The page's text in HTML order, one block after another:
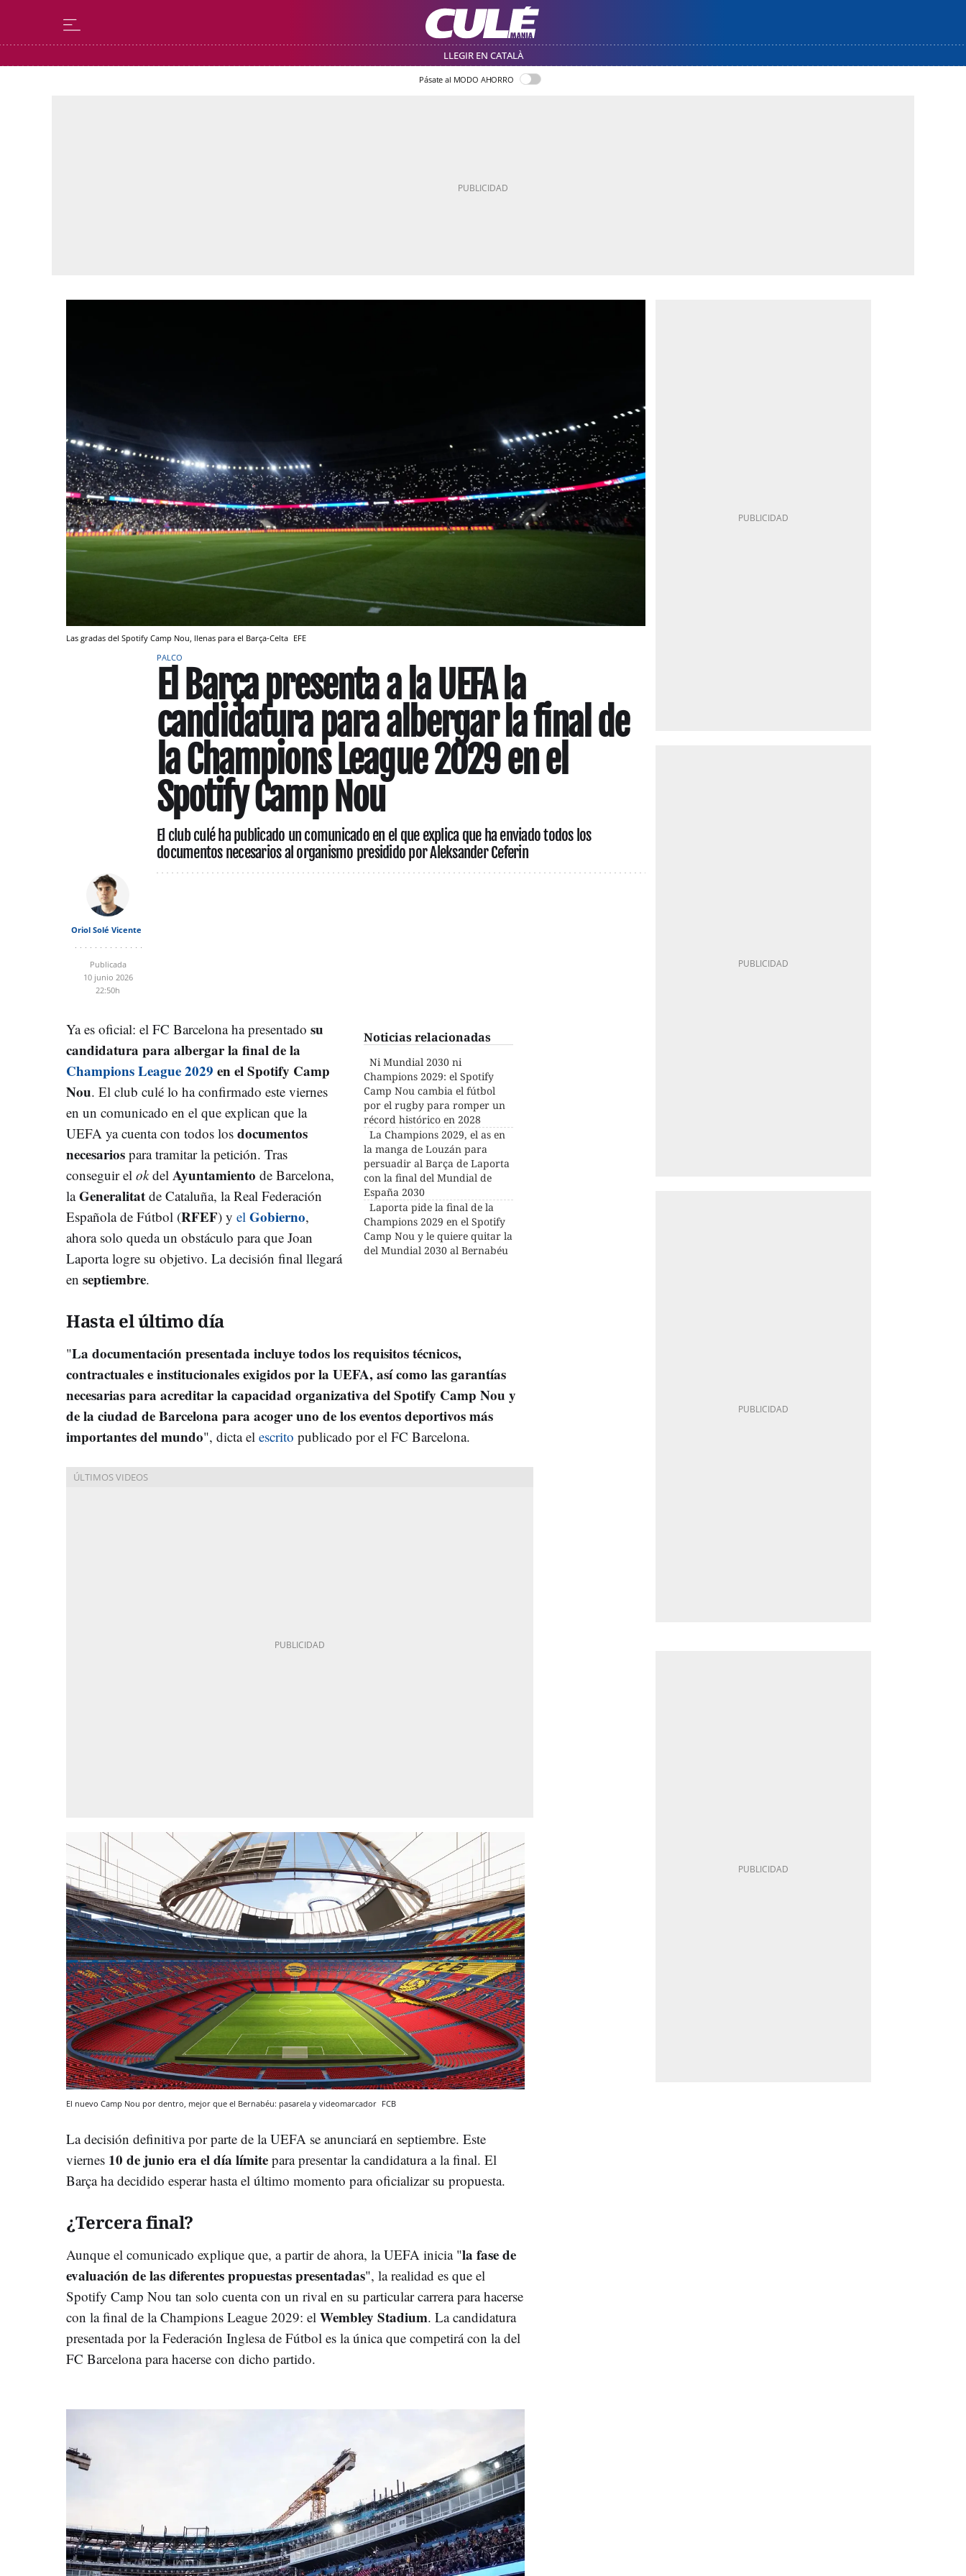
LLEGIR EN CATALÀ
Pásate al MODO AHORRO
Las gradas del Spotify Camp Nou, llenas para el Barça-Celta EFE
PALCO
El Barça presenta a la UEFA la
candidatura para albergar la final de
la Champions League 2029 en el
Spotify Camp Nou
El club culé ha publicado un comunicado en el que explica que ha enviado todos los
documentos necesarios al organismo presidido por Aleksander Ceferin
Oriol Solé Vicente
Publicada
10 junio 2026
22:50h
Noticias relacionadas
Ni Mundial 2030 ni
Champions 2029: el Spotify
Camp Nou cambia el fútbol
por el rugby para romper un
récord histórico en 2028
La Champions 2029, el as en
la manga de Louzán para
persuadir al Barça de Laporta
con la final del Mundial de
España 2030
Laporta pide la final de la
Champions 2029 en el Spotify
Camp Nou y le quiere quitar la
del Mundial 2030 al Bernabéu
Ya es oficial: el FC Barcelona ha presentado su
candidatura para albergar la final de la
Champions League 2029 en el Spotify Camp
Nou. El club culé lo ha confirmado este viernes
en un comunicado en el que explican que la
UEFA ya cuenta con todos los documentos
necesarios para tramitar la petición. Tras
conseguir el okdel Ayuntamiento de Barcelona,
laGeneralitat de Cataluña, la Real Federación
Española de Fútbol (RFEF) y el Gobierno,
ahora solo queda un obstáculo para que Joan
Laporta logre su objetivo. La decisión final llegará
en septiembre.
Hasta el último día
"La documentación presentada incluye todos los requisitos técnicos,
contractuales e institucionales exigidos por la UEFA, así como las garantías
necesarias para acreditar la capacidad organizativa del Spotify Camp Nou y
de la ciudad de Barcelona para acoger uno de los eventos deportivos más
importantes del mundo", dicta el escrito publicado por el FC Barcelona.
El nuevo Camp Nou por dentro, mejor que el Bernabéu: pasarela y videomarcador FCB
La decisión definitiva por parte de la UEFA se anunciará en septiembre. Este
viernes 10 de junio era el día límite para presentar la candidatura a la final. El
Barça ha decidido esperar hasta el último momento para oficializar su propuesta.
¿Tercera final?
Aunque el comunicado explique que, a partir de ahora, la UEFA inicia "la fase de
evaluación de las diferentes propuestas presentadas", la realidad es que el
Spotify Camp Nou tan solo cuenta con un rival en su particular carrera para hacerse
con la final de la Champions League 2029: el Wembley Stadium. La candidatura
presentada por la Federación Inglesa de Fútbol es la única que competirá con la del
FC Barcelona para hacerse con dicho partido.